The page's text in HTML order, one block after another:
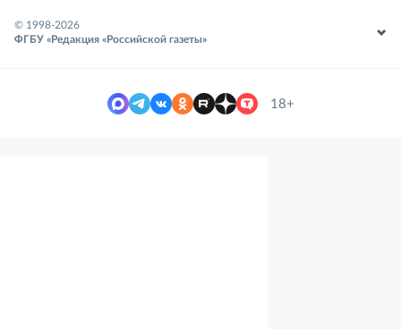
© 1998-2026
ФГБУ «Редакция «Российской газеты»
18+